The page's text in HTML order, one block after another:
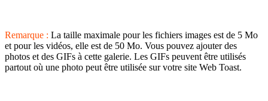
Remarque : La taille maximale pour les fichiers images est de 5 Mo
et pour les vidéos, elle est de 50 Mo. Vous pouvez ajouter des
photos et des GIFs à cette galerie. Les GIFs peuvent être utilisés
partout où une photo peut être utilisée sur votre site Web Toast.